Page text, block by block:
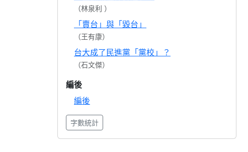
（林泉利 ）
「賣台」與「毀台」
（王有康）
台大成了民進黨「黨校」？
（石文傑）
編後
編後
字數統計